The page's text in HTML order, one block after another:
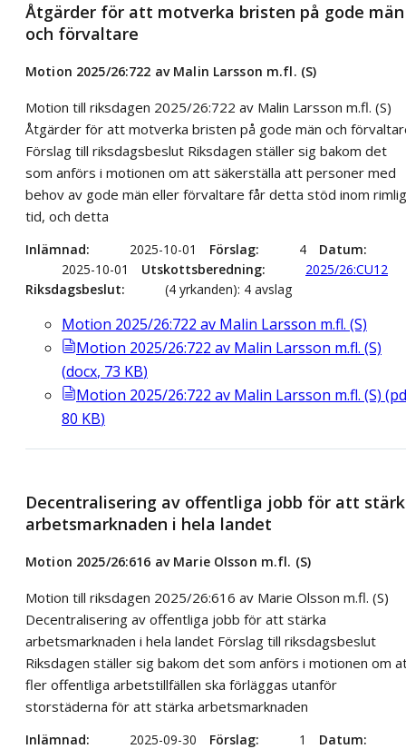
Åtgärder för att motverka bristen på gode män
och förvaltare
Motion 2025/26:722 av Malin Larsson m.fl. (S)
Motion till riksdagen 2025/26:722 av Malin Larsson m.fl. (S)
Åtgärder för att motverka bristen på gode män och
Förslag till riksdagsbeslut Riksdagen ställer sig bakom det
som anförs i motionen om att säkerställa att personer med
behov av gode män eller förvaltare får detta stöd inom rimlig
tid, och detta
Inlämnad 2025-10-01 Förslag 4
Datum
2025-10-01
Utskottsberedning
2025/26:CU12
Riksdagsbeslut
(4 yrkanden): 4 avslag
Motion 2025/26:722 av Malin Larsson m.fl. (S)
Motion 2025/26:722 av Malin Larsson m.fl. (S)
(docx, 73 KB)
Motion 2025/26:722 av Malin Larsson m.fl. (S) (
80 KB)
Decentralisering av offentliga jobb för att
arbetsmarknaden i hela landet
Motion 2025/26:616 av Marie Olsson m.fl. (S)
Motion till riksdagen 2025/26:616 av Marie Olsson m.fl. (S)
Decentralisering av offentliga jobb för att stärka
arbetsmarknaden i hela landet Förslag till riksdagsbeslut
Riksdagen ställer sig bakom det som anförs i motionen om
fler offentliga arbetstillfällen ska förläggas utanför
storstäderna för att stärka arbetsmarknaden
Inlämnad 2025-09-30 Förslag 1
Datum